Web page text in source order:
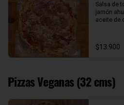
Salsa de
jamón
aceite de
$13.900
Pizzas Veganas (32 cms)